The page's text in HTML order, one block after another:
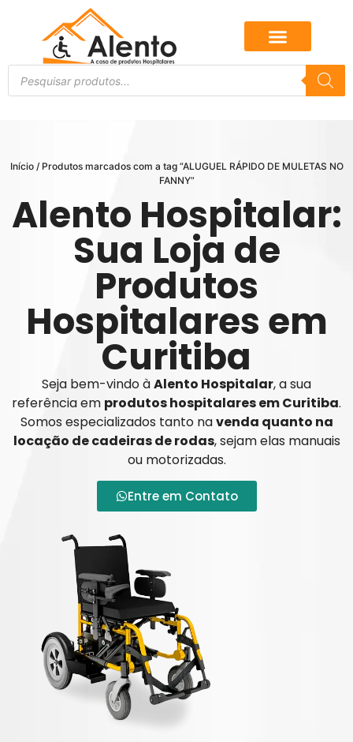
Início/ Produtos marcados com a tag “ALUGUEL RÁPIDO DE MULETAS NO
FANNY”
Alento Hospitalar:
Sua Loja de
Produtos
Hospitalares em
Curitiba
Seja bem-vindo àAlento Hospitalar, a sua
referência em produtos hospitalares em Curitiba.
Somos especializados tanto navenda quanto na
locação de cadeiras de rodas, sejam elas manuais
ou motorizadas.
Entre em Contato